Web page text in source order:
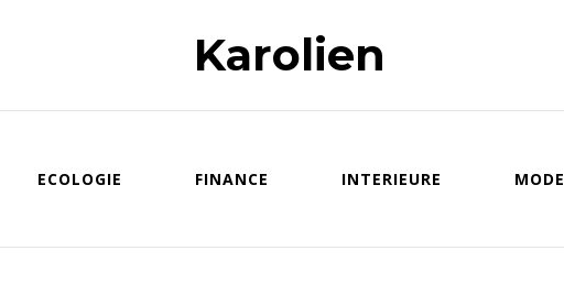
Karolien
ECOLOGIE FINANCE INTERIEURE MODE